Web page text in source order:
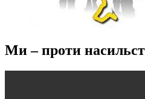
Ми – проти